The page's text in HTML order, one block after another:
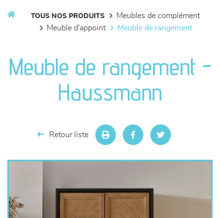
séjours
meubles de complément
TOUS NOS PRODUITS
meubles de complément
meuble d'appoint
meuble de rangement
Meuble de rangement -
Haussmann
Retour liste